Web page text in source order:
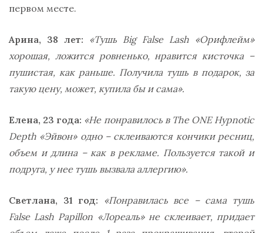
первом месте.
Арина, 38 лет: «Тушь Big False Lash «Орифлейм»
хорошая, ложится ровненько, нравится кисточка –
пушистая, как раньше. Получила тушь в подарок, за
такую цену, может, купила бы и сама».
Елена, 23 года: «Не понравилось в The ONE Hypnotic
Depth «Эйвон» одно – склеиваются кончики ресниц,
объем и длина – как в рекламе. Пользуется такой и
подруга, у нее тушь вызвала аллергию».
Светлана, 31 год: «Понравилась все – сама тушь
False Lash Papillon «Лореаль» не склеивает, придает